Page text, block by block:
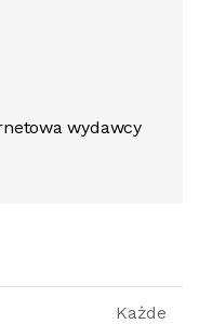
wydawcy
Każde